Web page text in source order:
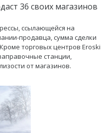
36 своих магазинов
ссылающейся на
продавца, сумма сделки
торговых центров Еroski
станции,
от магазинов.